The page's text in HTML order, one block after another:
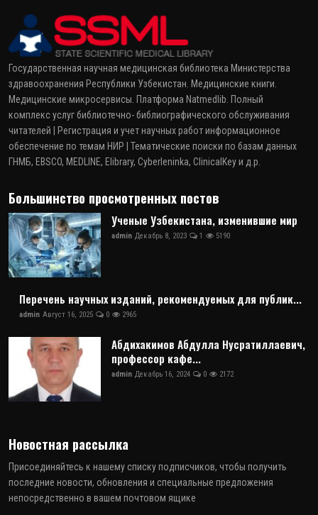
Государственная научная медицинская библиотека Министерства
здравоохранения Республики Узбекистан. Медицинские книги.
Медицинские микросервисы. Платформа Natmedlib. Полный
комплекс услуг библиотечно- библиографического обслуживания
читателей | Регистрация и учет научных работ информационное
обеспечение по темам НИР | Тематические поиски по базам данных
ГНМБ, EBSCO, MEDLINE, Elibrary, Cyberleninka, ClinicalKey и д.р.
Большинство просмотренных постов
Ученые Узбекистана, изменившие мир
admin Декабрь 8, 2023 1 5190
Перечень научных изданий, рекомендуемых для публик...
admin Август 16, 2025 0 2965
Абдихакимов Абдулла Нусратиллаевич,
профессор кафе...
admin Декабрь 16, 2024 0 2172
Новостная рассылка
Присоединяйтесь к нашему списку подписчиков, чтобы получить
последние новости, обновления и специальные предложения
непосредственно в вашем почтовом ящике